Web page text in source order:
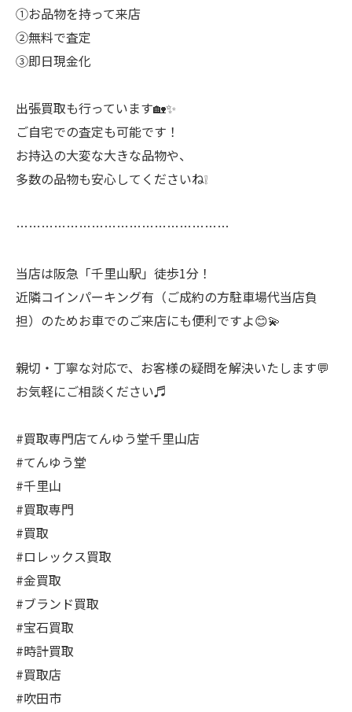
①お品物を持って来店
②無料で査定
③即日現金化
出張買取も行っています🏡✨
ご自宅での査定も可能です！
お持込の大変な大きな品物や、
多数の品物も安心してくださいね❕
……………………………………………
当店は阪急「千里山駅」徒歩1分！
近隣コインパーキング有（ご成約の方駐車場代当店負
担）のためお車でのご来店にも便利ですよ😊💫
親切・丁寧な対応で、お客様の疑問を解決いたします💬
お気軽にご相談ください♬
#買取専門店てんゆう堂千里山店
#てんゆう堂
#千里山
#買取専門
#買取
#ロレックス買取
#金買取
#ブランド買取
#宝石買取
#時計買取
#買取店
#吹田市